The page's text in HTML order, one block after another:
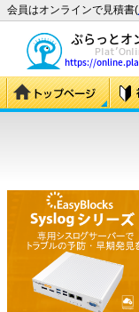
会員はオンラインで見積書(